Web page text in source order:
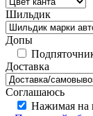
Шильдик
Допы
Доставка
Соглашаюсь
Нажимая на